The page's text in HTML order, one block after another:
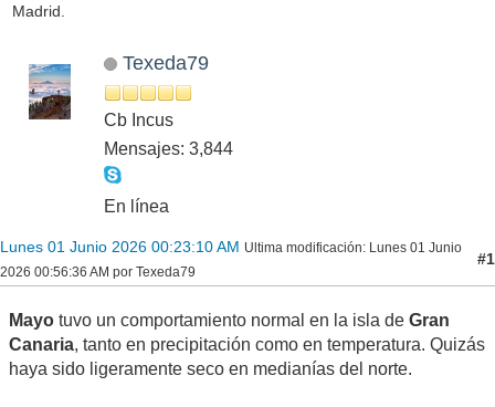
Madrid.
Texeda79
Cb Incus
Mensajes: 3,844
En línea
Lunes 01 Junio 2026 00:23:10 AM Ultima modificación: Lunes 01 Junio
2026 00:56:36 AM por Texeda79
#1
Mayo tuvo un comportamiento normal en la isla de Gran
Canaria, tanto en precipitación como en temperatura. Quizás
haya sido ligeramente seco en medianías del norte.